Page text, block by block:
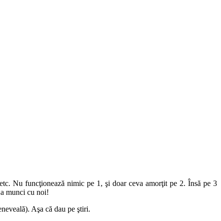
Nu funcţionează nimic pe 1, şi doar ceva amorţit pe 2. Însă pe 3
munci cu noi!
Aşa că dau pe ştiri.